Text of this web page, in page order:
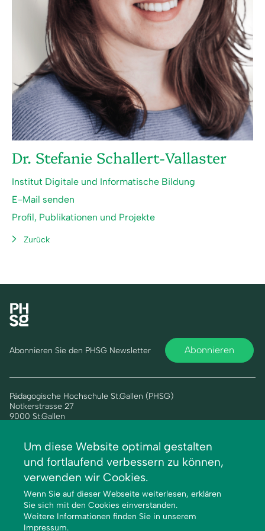
Dr. Stefanie Schallert-Vallaster
Institut Digitale und Informatische Bildung
E-Mail senden
Profil, Publikationen und Projekte
Zurück
Abonnieren Sie den PHSG Newsletter Abonnieren
Pädagogische Hochschule St.Gallen (PHSG)
Notkerstrasse 27
9000 St.Gallen
Footer
Links
Standorte
Jobs
Medien
Mediatheken
Footer
rechts
Studium
Weiterbildung
Forschung & Entwicklung
Dienstleistung
Institute
Um diese Website optimal gestalten
und fortlaufend verbessern zu können,
verwenden wir Cookies.
Wenn Sie auf dieser Webseite weiterlesen, erklären
Sie sich mit den Cookies einverstanden.
Weitere Informationen finden Sie in unserem
Impressum.